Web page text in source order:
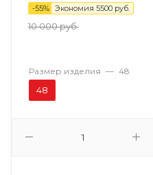
-55% Экономия 5500 руб.
10 000руб.
Размер изделия — 48
48